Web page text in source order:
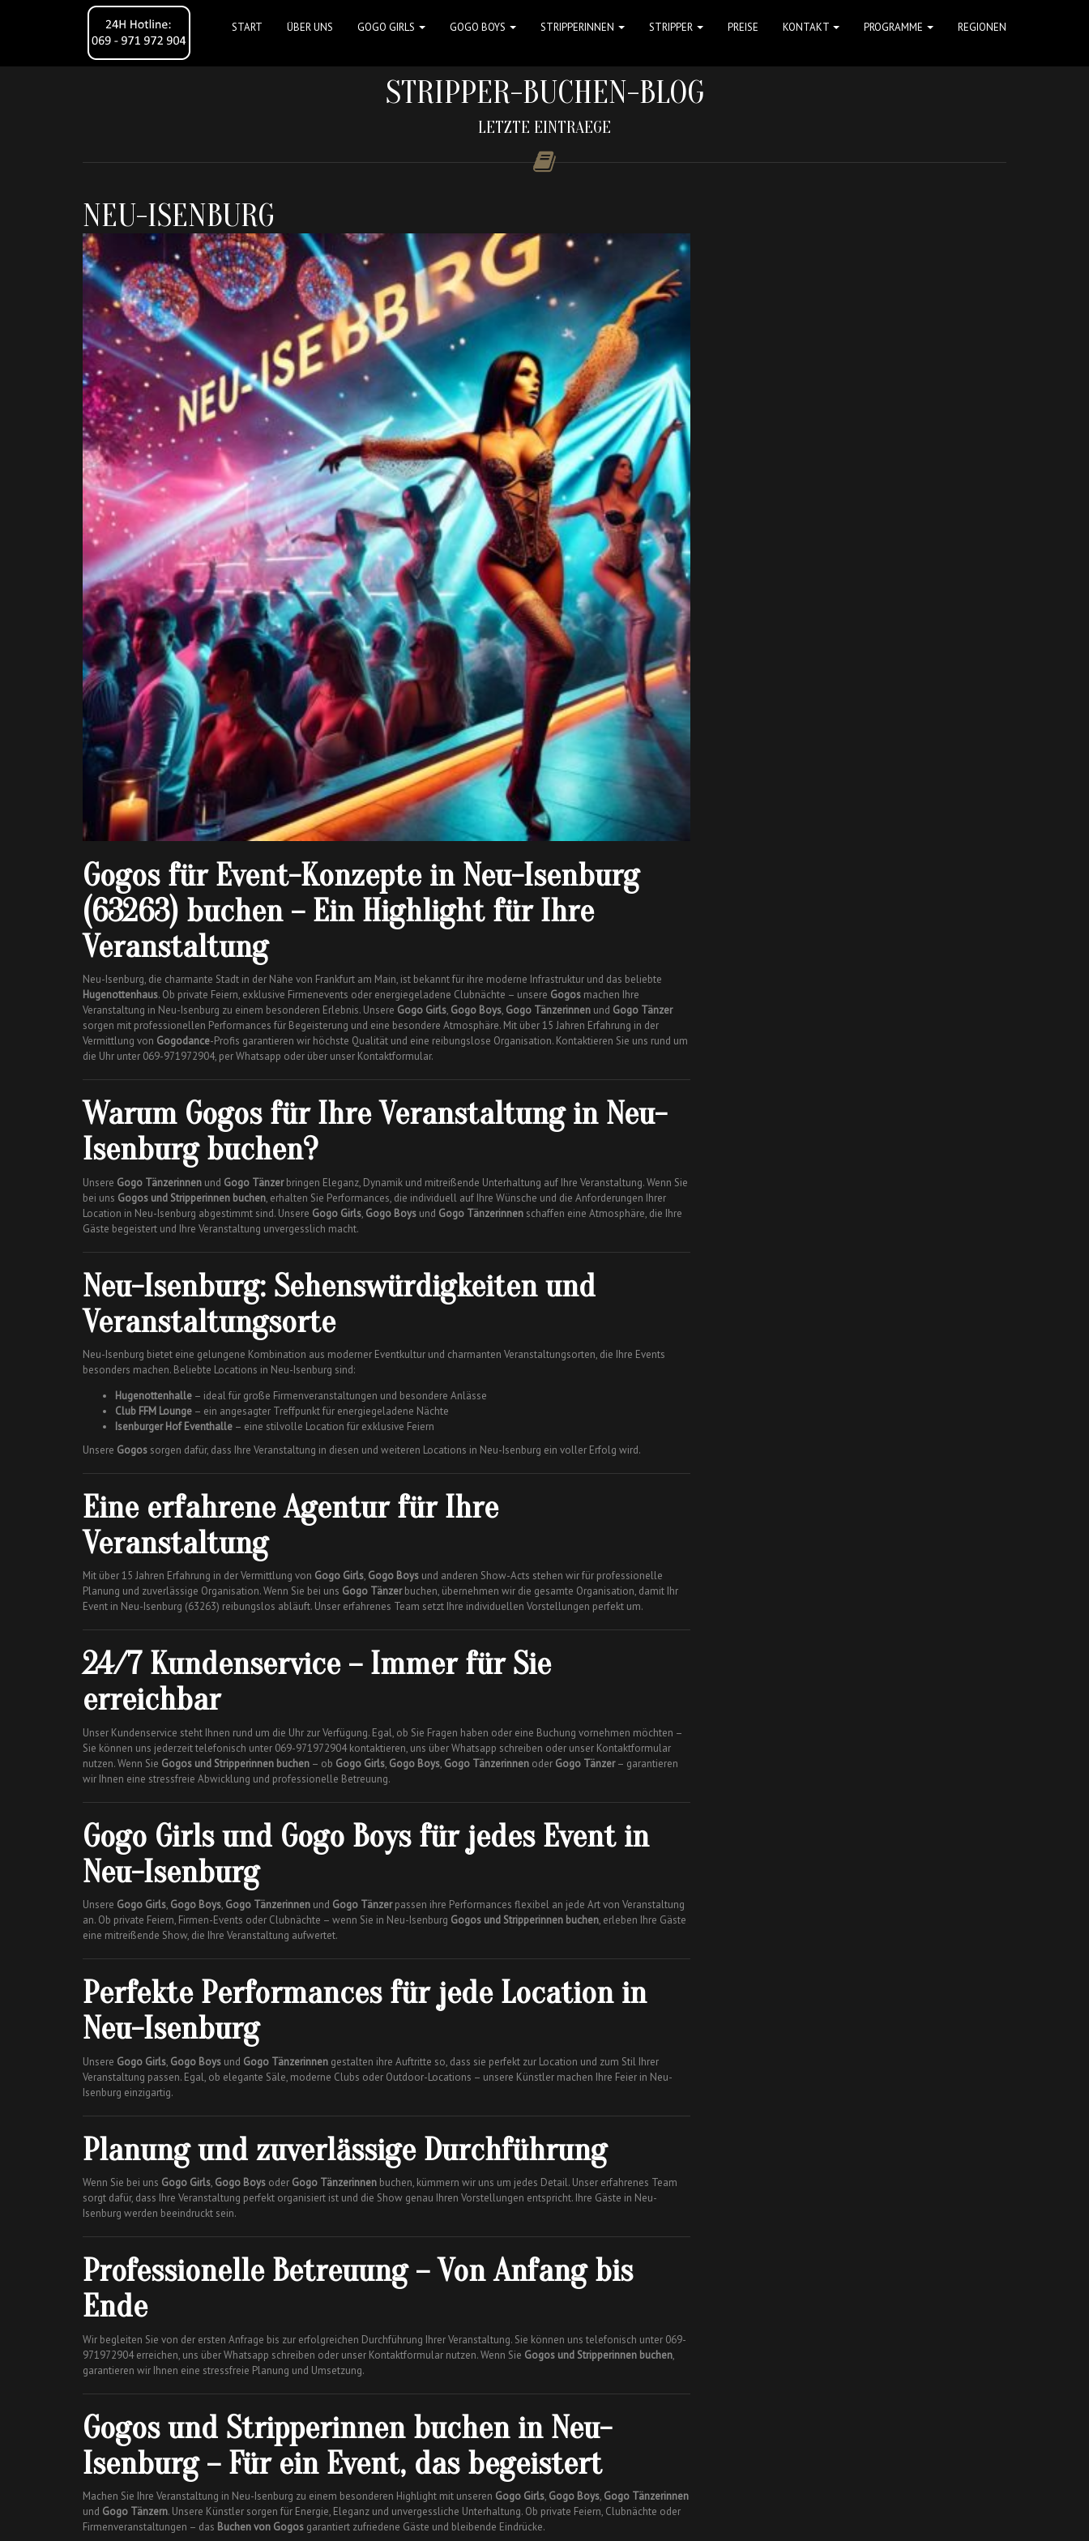
START ÜBER UNS GOGO GIRLS GOGO BOYS STRIPPERINNEN STRIPPER PREISE KONTAKT PROGRAMME REGIONEN
STRIPPER-BUCHEN-BLOG
LETZTE EINTRAEGE
NEU-ISENBURG
Gogos für Event-Konzepte in Neu-Isenburg
(63263) buchen – Ein Highlight für Ihre
Veranstaltung
Neu-Isenburg, die charmante Stadt in der Nähe von Frankfurt am Main, ist bekannt für ihre moderne Infrastruktur und das beliebte
Hugenottenhaus. Ob private Feiern, exklusive Firmenevents oder energiegeladene Clubnächte – unsere Gogos machen Ihre
Veranstaltung in Neu-Isenburg zu einem besonderen Erlebnis. Unsere Gogo Girls, Gogo Boys, Gogo Tänzerinnen und Gogo Tänzer
sorgen mit professionellen Performances für Begeisterung und eine besondere Atmosphäre. Mit über 15 Jahren Erfahrung in der
Vermittlung von Gogodance-Profis garantieren wir höchste Qualität und eine reibungslose Organisation. Kontaktieren Sie uns rund um
die Uhr unter 069-971972904, per Whatsapp oder über unser Kontaktformular.
Warum Gogos für Ihre Veranstaltung in Neu-
Isenburg buchen?
Unsere Gogo Tänzerinnen und Gogo Tänzerbringen Eleganz, Dynamik und mitreißende Unterhaltung auf Ihre Veranstaltung. Wenn Sie
bei uns Gogos und Stripperinnen buchen, erhalten Sie Performances, die individuell auf Ihre Wünsche und die Anforderungen Ihrer
Location in Neu-Isenburg abgestimmt sind. Unsere Gogo Girls, Gogo Boys und Gogo Tänzerinnen schaffen eine Atmosphäre, die Ihre
Gäste begeistert und Ihre Veranstaltung unvergesslich macht.
Neu-Isenburg: Sehenswürdigkeiten und
Veranstaltungsorte
Neu-Isenburg bietet eine gelungene Kombination aus moderner Eventkultur und charmanten Veranstaltungsorten, die Ihre Events
besonders machen. Beliebte Locations in Neu-Isenburg sind:
Hugenottenhalle – ideal für große Firmenveranstaltungen und besondere Anlässe
Club FFM Lounge – ein angesagter Treffpunkt für energiegeladene Nächte
Isenburger Hof Eventhalle – eine stilvolle Location für exklusive Feiern
Unsere Gogos sorgen dafür, dass Ihre Veranstaltung in diesen und weiteren Locations in Neu-Isenburg ein voller Erfolg wird.
Eine erfahrene Agentur für Ihre
Veranstaltung
Mit über 15 Jahren Erfahrung in der Vermittlung von Gogo Girls, Gogo Boys und anderen Show-Acts stehen wir für professionelle
Planung und zuverlässige Organisation. Wenn Sie bei uns Gogo Tänzerbuchen, übernehmen wir die gesamte Organisation, damit Ihr
Event in Neu-Isenburg (63263) reibungslos abläuft. Unser erfahrenes Team setzt Ihre individuellen Vorstellungen perfekt um.
24/7 Kundenservice – Immer für Sie
erreichbar
Unser Kundenservice steht Ihnen rund um die Uhr zur Verfügung. Egal, ob Sie Fragen haben oder eine Buchung vornehmen möchten –
Sie können uns jederzeit telefonisch unter 069-971972904 kontaktieren, uns über Whatsapp schreiben oder unser Kontaktformular
nutzen. Wenn Sie Gogos und Stripperinnen buchen – ob Gogo Girls, Gogo Boys, Gogo Tänzerinnen oder Gogo Tänzer– garantieren
wir Ihnen eine stressfreie Abwicklung und professionelle Betreuung.
Gogo Girls und Gogo Boys für jedes Event in
Neu-Isenburg
Unsere Gogo Girls, Gogo Boys, Gogo Tänzerinnen und Gogo Tänzerpassen ihre Performances flexibel an jede Art von Veranstaltung
an. Ob private Feiern, Firmen-Events oder Clubnächte – wenn Sie in Neu-Isenburg Gogos und Stripperinnen buchen, erleben Ihre Gäste
eine mitreißende Show, die Ihre Veranstaltung aufwertet.
Perfekte Performances für jede Location in
Neu-Isenburg
Unsere Gogo Girls, Gogo Boys und Gogo Tänzerinnen gestalten ihre Auftritte so, dass sie perfekt zur Location und zum Stil Ihrer
Veranstaltung passen. Egal, ob elegante Säle, moderne Clubs oder Outdoor-Locations – unsere Künstler machen Ihre Feier in Neu-
Isenburg einzigartig.
Planung und zuverlässige Durchführung
Wenn Sie bei uns Gogo Girls, Gogo Boys oder Gogo Tänzerinnen buchen, kümmern wir uns um jedes Detail. Unser erfahrenes Team
sorgt dafür, dass Ihre Veranstaltung perfekt organisiert ist und die Show genau Ihren Vorstellungen entspricht. Ihre Gäste in Neu-
Isenburg werden beeindruckt sein.
Professionelle Betreuung – Von Anfang bis
Ende
Wir begleiten Sie von der ersten Anfrage bis zur erfolgreichen Durchführung Ihrer Veranstaltung. Sie können uns telefonisch unter 069-
971972904 erreichen, uns über Whatsapp schreiben oder unser Kontaktformular nutzen. Wenn Sie Gogos und Stripperinnen buchen,
garantieren wir Ihnen eine stressfreie Planung und Umsetzung.
Gogos und Stripperinnen buchen in Neu-
Isenburg – Für ein Event, das begeistert
Machen Sie Ihre Veranstaltung in Neu-Isenburg zu einem besonderen Highlight mit unseren Gogo Girls, Gogo Boys, Gogo Tänzerinnen
und Gogo Tänzern. Unsere Künstler sorgen für Energie, Eleganz und unvergessliche Unterhaltung. Ob private Feiern, Clubnächte oder
Firmenveranstaltungen – das Buchen von Gogos garantiert zufriedene Gäste und bleibende Eindrücke.